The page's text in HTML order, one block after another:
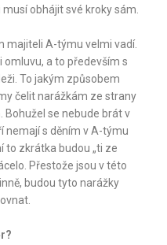
obhájit své kroky sám.
majiteli A-týmu velmi vadí.
a to především s
To jakým způsobem
čelit narážkám ze strany
se nebude brát v
nemají s děním v A-týmu
to zkrátka budou „ti ze
Přestože jsou v této
budou tyto narážky